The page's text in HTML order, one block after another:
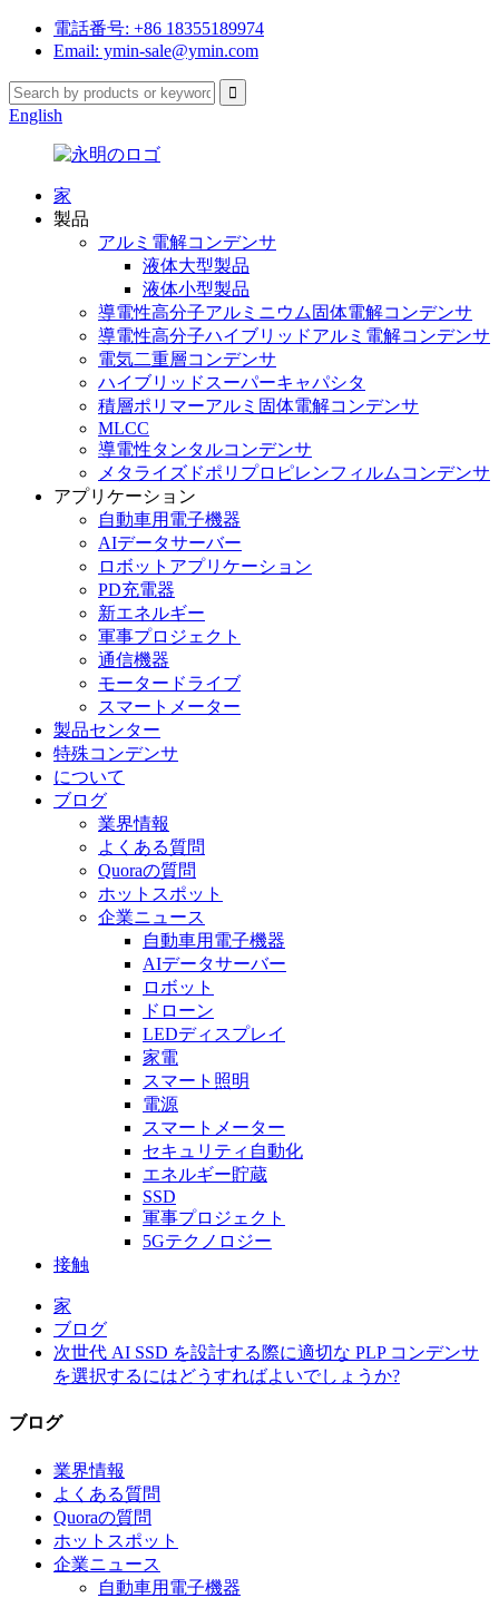
電話番号: +86 18355189974
Email: ymin-sale@ymin.com
English
家
製品
アルミ電解コンデンサ
液体大型製品
液体小型製品
導電性高分子アルミニウム固体電解コンデンサ
導電性高分子ハイブリッドアルミ電解コンデンサ
電気二重層コンデンサ
ハイブリッドスーパーキャパシタ
積層ポリマーアルミ固体電解コンデンサ
MLCC
導電性タンタルコンデンサ
メタライズドポリプロピレンフィルムコンデンサ
アプリケーション
自動車用電子機器
AIデータサーバー
ロボットアプリケーション
PD充電器
新エネルギー
軍事プロジェクト
通信機器
モータードライブ
スマートメーター
製品センター
特殊コンデンサ
について
ブログ
業界情報
よくある質問
Quoraの質問
ホットスポット
企業ニュース
自動車用電子機器
AIデータサーバー
ロボット
ドローン
LEDディスプレイ
家電
スマート照明
電源
スマートメーター
セキュリティ自動化
エネルギー貯蔵
SSD
軍事プロジェクト
5Gテクノロジー
接触
家
ブログ
次世代 AI SSD を設計する際に適切な PLP コンデンサ
を選択するにはどうすればよいでしょうか?
ブログ
業界情報
よくある質問
Quoraの質問
ホットスポット
企業ニュース
自動車用電子機器